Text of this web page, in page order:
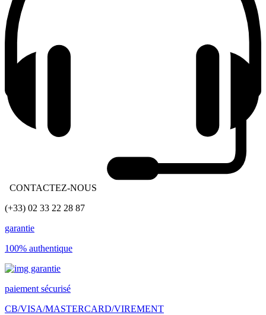
CONTACTEZ-NOUS
(+33) 02 33 22 28 87
garantie
100% authentique
paiement sécurisé
CB/VISA/MASTERCARD/VIREMENT